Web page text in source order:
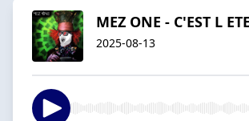
MEZ ONE - C'EST L
2025-08-13